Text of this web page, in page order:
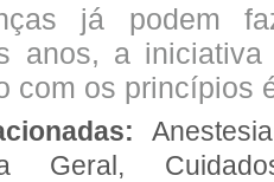
já podem
anos, a
com os princípios
Geral,